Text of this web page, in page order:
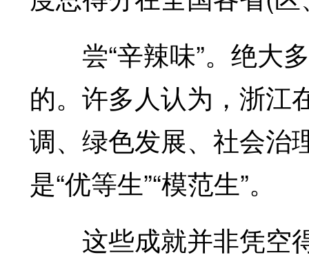
尝“辛辣味”。绝大多
的。许多人认为，浙江
调、绿色发展、社会治
是“优等生”“模范生”。
这些成就并非凭空